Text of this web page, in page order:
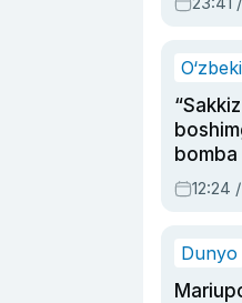
bomba
12:24
Dunyo